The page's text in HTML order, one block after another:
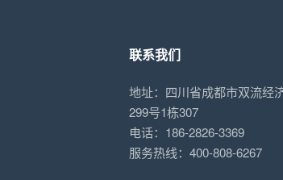
联系我们
地址：四川省成都市双流经
299号1栋307
电话：186-2826-3369
服务热线：400-808-6267